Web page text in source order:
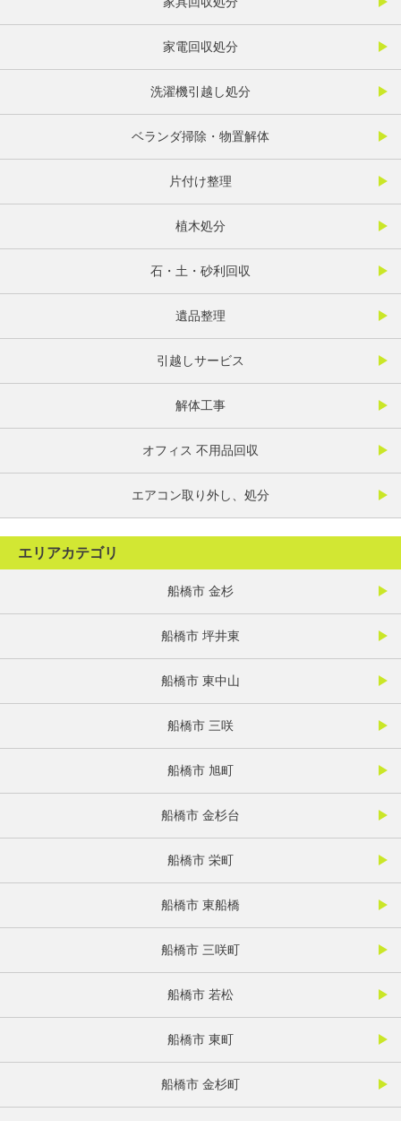
家電回収処分
洗濯機引越し処分
ベランダ掃除・物置解体
片付け整理
植木処分
石・土・砂利回収
遺品整理
引越しサービス
解体工事
オフィス 不用品回収
エアコン取り外し、処分
エリアカテゴリ
船橋市 金杉
船橋市 坪井東
船橋市 東中山
船橋市 三咲
船橋市 旭町
船橋市 金杉台
船橋市 栄町
船橋市 東船橋
船橋市 三咲町
船橋市 若松
船橋市 東町
船橋市 金杉町